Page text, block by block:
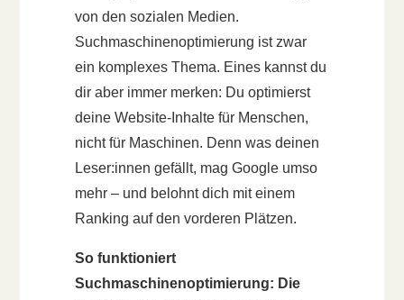
von den sozialen Medien.
Suchmaschinenoptimierung ist zwar
ein komplexes Thema. Eines kannst du
dir aber immer merken: Du optimierst
deine Website-Inhalte für Menschen,
nicht für Maschinen. Denn was deinen
Leser:innen gefällt, mag Google umso
mehr – und belohnt dich mit einem
Ranking auf den vorderen Plätzen. ️
So funktioniert
Suchmaschinenoptimierung: Die